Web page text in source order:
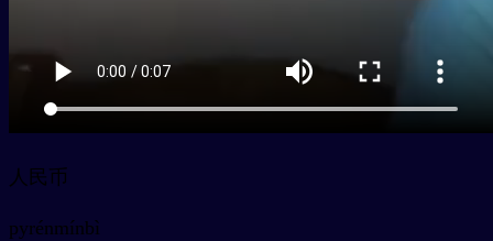
人民币
pyrénmínbì